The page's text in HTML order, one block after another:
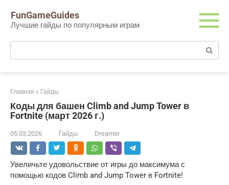
контенту
FunGameGuides
Лучшие гайды по популярным играм
Поиск:
Главная » Гайды
Коды для башен Climb and Jump Tower в
Fortnite (март 2026 г.)
05.03.2026 Гайды Dreamer
Увеличьте удовольствие от игры до максимума с
помощью кодов Climb and Jump Tower в Fortnite!